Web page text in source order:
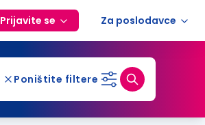
Prijavite se Za poslodavce
Poništite filtere